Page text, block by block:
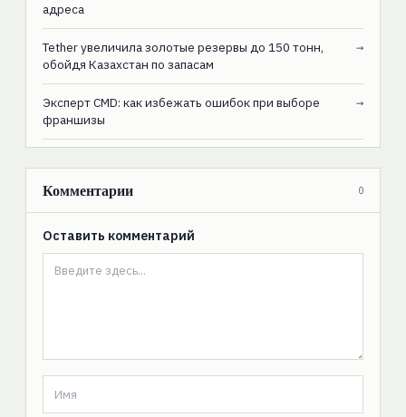
адреса
Tether увеличила золотые резервы до 150 тонн,
обойдя Казахстан по запасам
→
Эксперт CMD: как избежать ошибок при выборе
франшизы
→
Комментарии 0
Оставить комментарий